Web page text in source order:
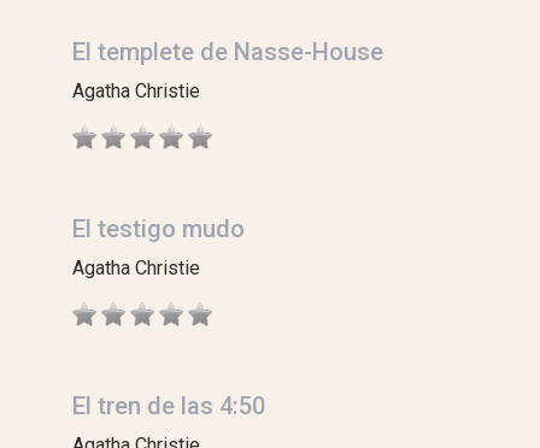
El templete de Nasse-House
Agatha Christie
El testigo mudo
Agatha Christie
El tren de las 4:50